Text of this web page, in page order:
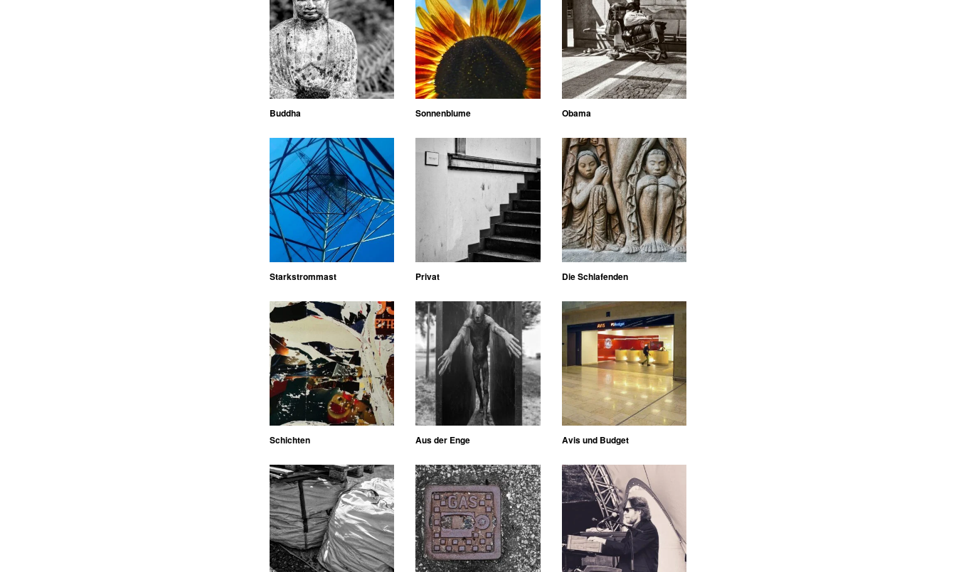
Buddha Sonnenblume Obama
Starkstrommast Privat Die Schlafenden
Schichten Aus der Enge Avis und Budget